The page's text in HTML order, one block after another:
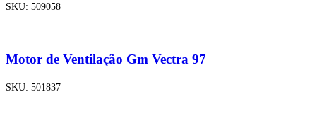
SKU: 509058
Motor de Ventilação Gm Vectra 97
SKU: 501837